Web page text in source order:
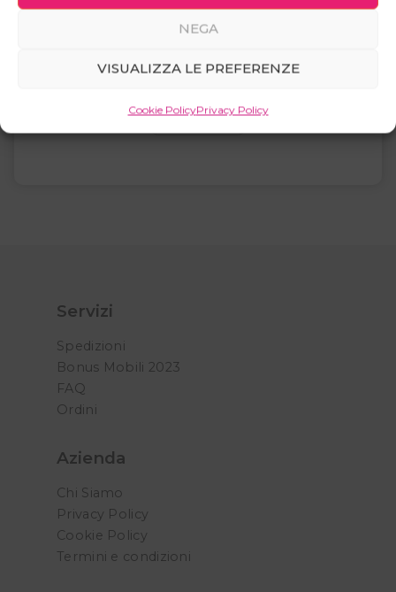
NEGA
VISUALIZZA LE PREFERENZE
Cookie PolicyPrivacy Policy
Your personal data will be used to support your
experience throughout this website, to manage
described in our privacy policy.
REGISTRATI
Servizi
Spedizioni
Bonus Mobili 2023
FAQ
Ordini
Azienda
Chi Siamo
Privacy Policy
Cookie Policy
Termini e condizioni